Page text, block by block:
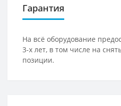
Гарантия
На всё оборудование
3-х лет, в том числе на
позиции.